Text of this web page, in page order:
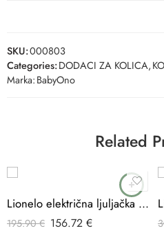
SKU:000803
Categories:DODACI ZA KOLICA,
Marka:BabyOno
Related
Lionelo električna ljuljačka Iris 360, Grey Concrete
195.90€ 156.72 €